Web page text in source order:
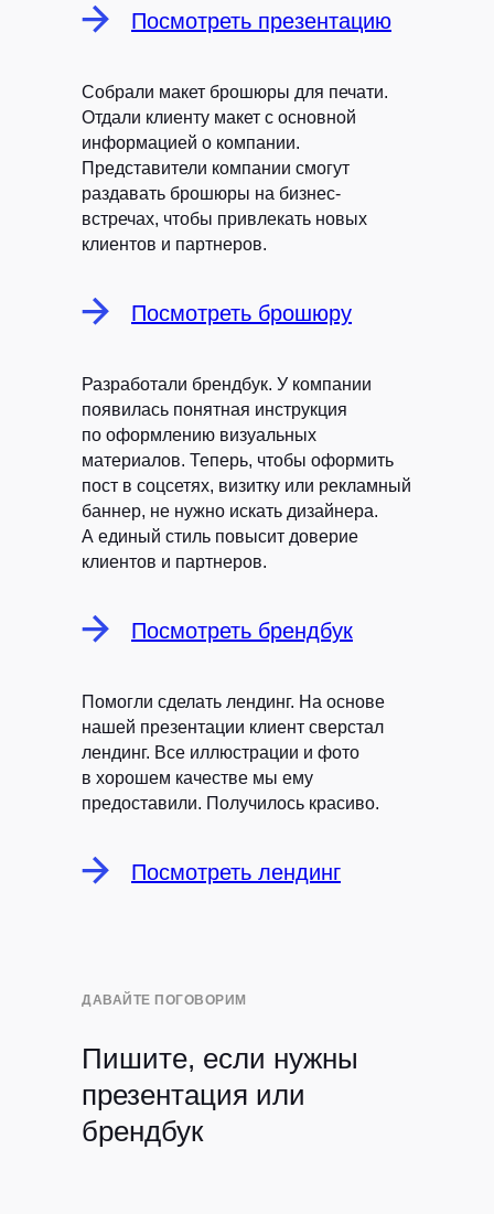
Посмотреть презентацию
Собрали макет брошюры для печати.
Отдали клиенту макет с основной
информацией о компании.
Представители компании смогут
раздавать брошюры на бизнес-
встречах, чтобы привлекать новых
клиентов и партнеров.
Посмотреть брошюру
Разработали брендбук. У компании
появилась понятная инструкция
по оформлению визуальных
материалов. Теперь, чтобы оформить
пост в соцсетях, визитку или рекламный
баннер, не нужно искать дизайнера.
А единый стиль повысит доверие
клиентов и партнеров.
Посмотреть брендбук
Помогли сделать лендинг. На основе
нашей презентации клиент сверстал
лендинг. Все иллюстрации и фото
в хорошем качестве мы ему
предоставили. Получилось красиво.
Посмотреть лендинг
ДАВАЙТЕ ПОГОВОРИМ
Пишите, если нужны
презентация или
брендбук
Политика конфиденциальности
TELEGRAM Виси.ру
Клиентам Авторам
Курсы
ЖИР
Рыба.fm